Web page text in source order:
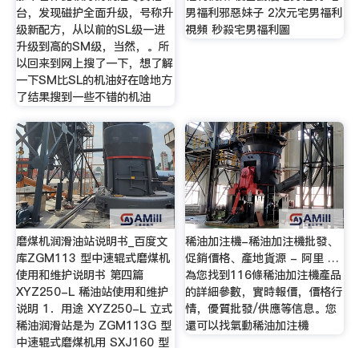
台，发现磁护全面升级，号称升
级新配方，从以前的SL级一进
升级到高的SM级，当然，。所
以回来到网上搜了一下，想了解
一下SM比SL的机油好在啥地方
了结果搜到一些不错的机油
男福利邪惡妹子 2次元宅男福利
視頻 秒殺宅男福利圖
磨煤机润滑油站说明书_百度文
库ZGM113 型中速辊式磨煤机
使用和维护说明书 第四篇
XYZ250-L 稀油站使用和维护
说明 1．用途 XYZ250-L 立式
稀油润滑站是为 ZGM113G 型
中速辊式磨煤机用 SXJ160 型
稀油加注機-稀油加注機批發、
促銷價格、產地貨源 - 阿里 …
為您找到116條稀油加注機產品
的詳細參數，實時報價，價格行
情，優質批發/供應等信息。您
還可以找氣動稀油加注機